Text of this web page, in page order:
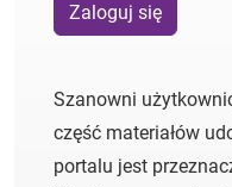
Zaloguj się
Szanowni
część materiałów
portalu jest